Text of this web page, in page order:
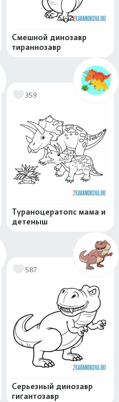
Смешной динозавр
тираннозавр
359
Тураноцератопс мама и
детеныш
587
Серьезный динозавр
гигантозавр